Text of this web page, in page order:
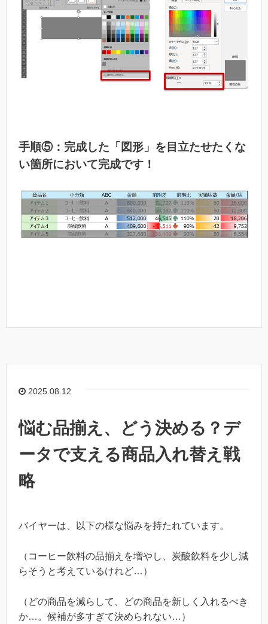
手順⑤：完成した「図形」を目立たせたくな
い箇所において完成です！
2025.08.12
悩む品揃え、どう決める？デ
ータで支える商品入れ替え戦
略
バイヤーは、以下の様な悩みを持たれています。
（コーヒー飲料の品揃えを増やし、炭酸飲料を少し減
らそうと考えているけれど…）
（どの商品を減らして、どの商品を新しく入れるべき
か…。候補が多すぎて決められない…）